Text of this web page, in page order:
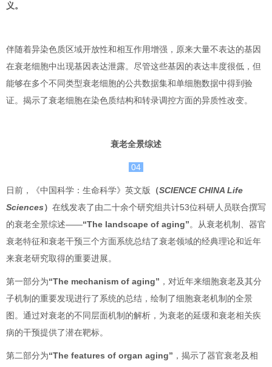
义。
伴随着异染色质区域开放性和相互作用增强，原来大量不表达的基因
在衰老细胞中出现基因表达泄露。尽管这些基因的表达丰度很低，但
能够在多个不同类型衰老细胞的公共数据集和单细胞数据中得到验
证。揭示了衰老细胞在染色质结构和转录调控方面的异质性改变。
衰老全景综述
04
日前，《中国科学：生命科学》英文版 （SCIENCE CHINA Life
Sciences） 在线发表了由二十余个研究组共计53位科研人员联合撰写
的衰老全景综述——“The landscape of aging”。从衰老机制、器官
衰老特征和衰老干预三个方面系统总结了衰老领域的经典理论和近年
来衰老研究取得的重要进展。
第一部分为“The mechanism of aging” ，对近年来细胞衰老及其分
子机制的重要发现进行了系统的总结，绘制了细胞衰老机制的全景
图。通过对衰老的不同层面机制的解析，为衰老的延缓和衰老相关疾
病的干预提供了潜在靶标。
第二部分为“The features of organ aging” ，揭示了器官衰老及相